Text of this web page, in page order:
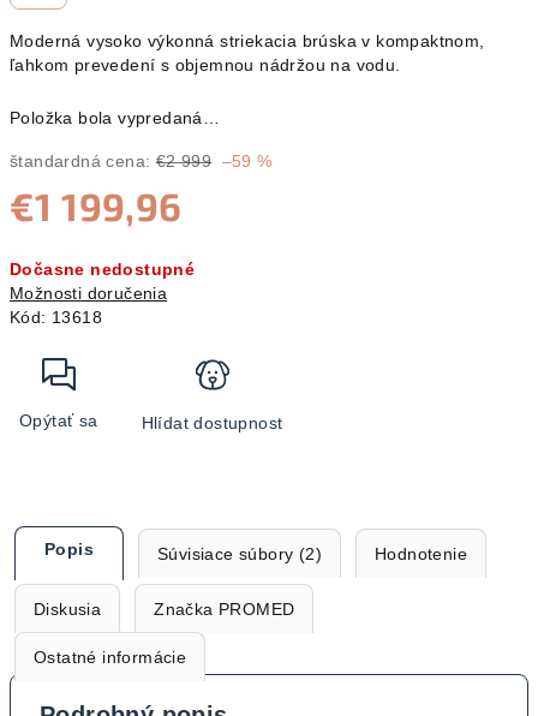
Moderná vysoko výkonná striekacia brúska v kompaktnom,
ľahkom prevedení s objemnou nádržou na vodu.
Položka bola vypredaná…
štandardná cena: €2 999 –59 %
€1 199,96
cena:
Dočasne nedostupné
Možnosti doručenia
Kód: 13618
Opýtať sa Hlídat dostupnost
Popis Súvisiace súbory (2) Hodnotenie
Diskusia Značka PROMED
Ostatné informácie